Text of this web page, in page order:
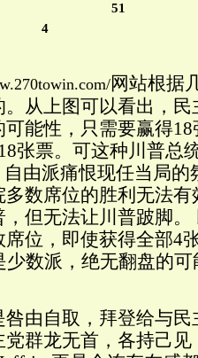
51
4
网站根据
从上图可以看出，
能性，只需要赢得
张票。可这种川普总
由派痛恨现任当局
多数席位的胜利无法
但无法让川普跛脚
位，即使获得全部4
少数派，绝无翻盘的
由自取，拜登给与
群龙无首，各持己